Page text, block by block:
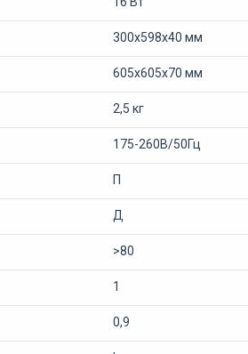
300х598х40 мм
605х605х70 мм
2,5 кг
175-260В/50Гц
П
Д
>80
1
0,9